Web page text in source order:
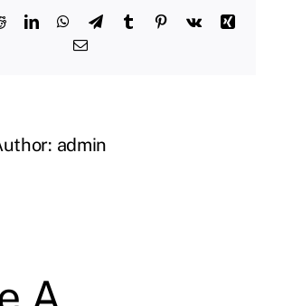
RedditLinkedInWhatsApp
TelegramTumblr Pinterest
Vk
Xing
Email
admin